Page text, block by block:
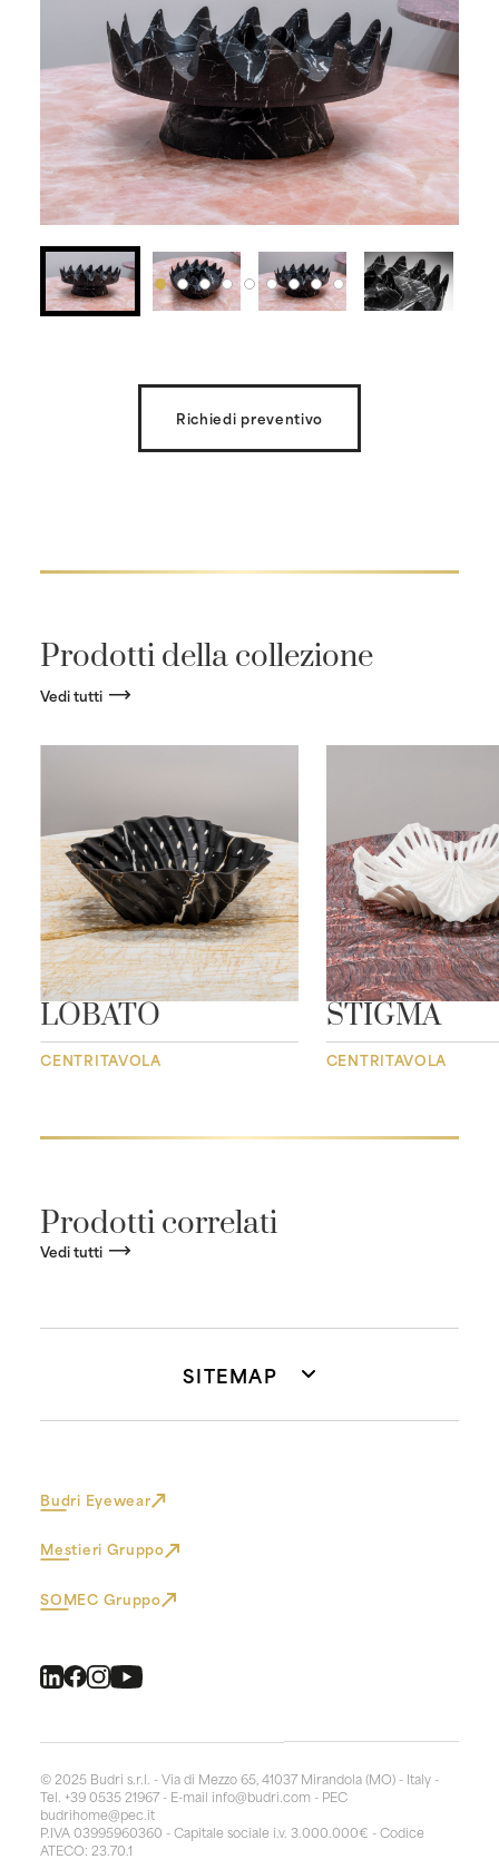
Richiedi preventivo
Prodotti della collezione
Vedi tutti
LOBATO
CENTRITAVOLA
STIGMA
CENTRITAVOLA
Prodotti correlati
Vedi tutti
SITEMAP
Budri Eyewear
Mestieri Gruppo
SOMEC Gruppo
© 2025 Budri s.r.l. - Via di Mezzo 65, 41037 Mirandola (MO) - Italy -
Tel. +39 0535 21967 - E-mail info@budri.com - PEC
budrihome@pec.it
P.IVA 03995960360 - Capitale sociale i.v. 3.000.000€ - Codice
ATECO: 23.70.1